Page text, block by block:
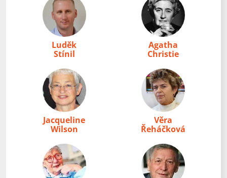
Luděk
Stínil
Agatha
Christie
Jacqueline
Wilson
Věra
Řeháčková